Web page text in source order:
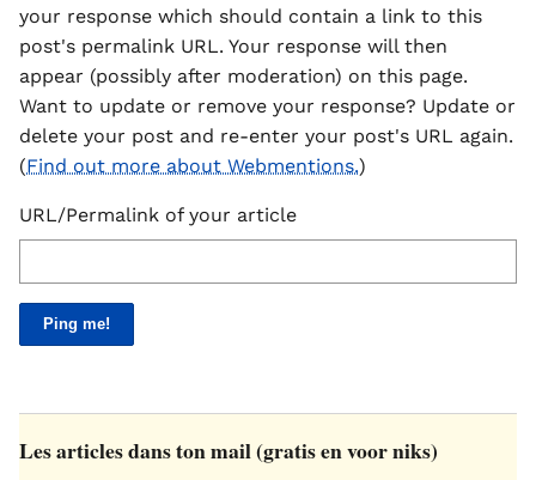
your response which should contain a link to this
post's permalink URL. Your response will then
appear (possibly after moderation) on this page.
Want to update or remove your response? Update or
delete your post and re-enter your post's URL again.
(Find out more about Webmentions.)
URL/Permalink of your article
Les articles dans ton mail (gratis en voor niks)